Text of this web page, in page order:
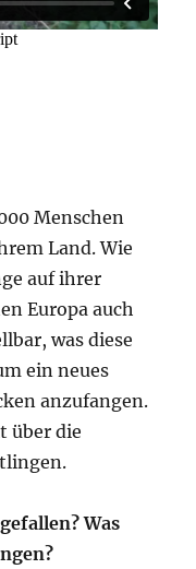
Menschen
Land. Wie
auf ihrer
Europa auch
was diese
ein neues
anzufangen.
über die
Was